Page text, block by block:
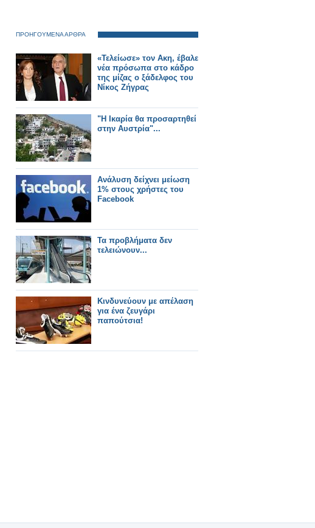
ΠΡΟΗΓΟΥΜΕΝΑ ΑΡΘΡΑ
«Τελείωσε» τον Ακη, έβαλε
νέα πρόσωπα στο κάδρο
της μίζας ο ξάδελφος του
Νίκος Ζήγρας
"Η Iκαρία θα προσαρτηθεί
στην Αυστρία"...
Ανάλυση δείχνει μείωση
1% στους χρήστες του
Facebook
Τα προβλήματα δεν
τελειώνουν...
Κινδυνεύουν με απέλαση
για ένα ζευγάρι
παπούτσια!